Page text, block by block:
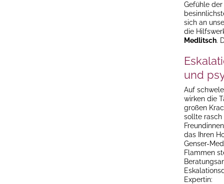
Gefühle
sich an
die
Medlitsch.
und
Auf
wirken die
großen
sollte rasch
das Ihren
Genser-
Flammen
Expertin: